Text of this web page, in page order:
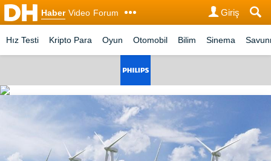
Haber Video Forum Giriş
Hız Testi Kripto Para Oyun Otomobil Bilim Sinema